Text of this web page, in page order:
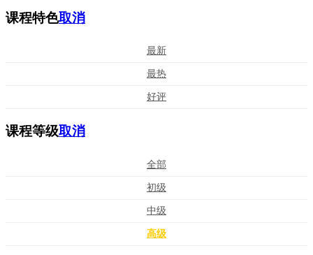
课程特色取消
最新
最热
好评
课程等级取消
全部
初级
中级
高级